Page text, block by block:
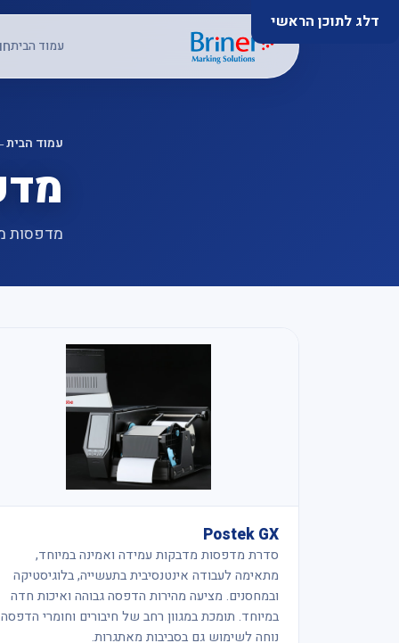
דלג לתוכן הראשי
עמוד הבית
עמוד הבית
מדפסות
Postek GX
סדרת מדפסות מדבקות עמידה ואמינה במיוחד,
מתאימה לעבודה אינטנסיבית בתעשייה, בלוגיסטיקה
ובמחסנים. מציעה מהירות הדפסה גבוהה ואיכות חדה
במיוחד. תומכת במגוון רחב של חיבורים וחומרי
נוחה לשימוש גם בסביבות מאתגרות.